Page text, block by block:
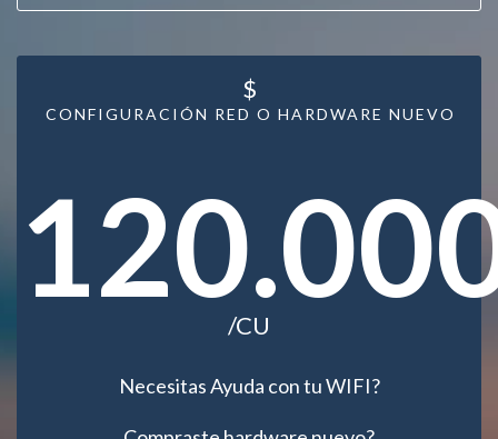
CONFIGURACIÓN RED O HARDWARE NUEVO
$
/CU
Necesitas Ayuda con tu WIFI?